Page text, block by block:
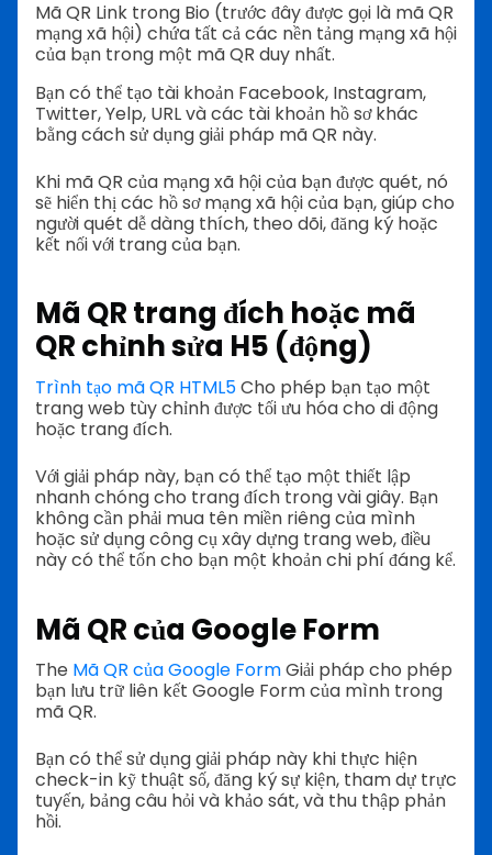
Mã QR Link trong Bio (trước đây được gọi là mã QR
mạng xã hội) chứa tất cả các nền tảng mạng xã hội
của bạn trong một mã QR duy nhất.
Bạn có thể tạo tài khoản Facebook, Instagram,
Twitter, Yelp, URL và các tài khoản hồ sơ khác
bằng cách sử dụng giải pháp mã QR này.
Khi mã QR của mạng xã hội của bạn được quét, nó
sẽ hiển thị các hồ sơ mạng xã hội của bạn, giúp cho
người quét dễ dàng thích, theo dõi, đăng ký hoặc
kết nối với trang của bạn.
Mã QR trang đích hoặc mã
QR chỉnh sửa H5 (động)
Trình tạo mã QR HTML5Cho phép bạn tạo một
trang web tùy chỉnh được tối ưu hóa cho di động
hoặc trang đích.
Với giải pháp này, bạn có thể tạo một thiết lập
nhanh chóng cho trang đích trong vài giây. Bạn
không cần phải mua tên miền riêng của mình
hoặc sử dụng công cụ xây dựng trang web, điều
này có thể tốn cho bạn một khoản chi phí đáng kể.
Mã QR của Google Form
The Mã QR của Google FormGiải pháp cho phép
bạn lưu trữ liên kết Google Form của mình trong
mã QR.
Bạn có thể sử dụng giải pháp này khi thực hiện
check-in kỹ thuật số, đăng ký sự kiện, tham dự trực
tuyến, bảng câu hỏi và khảo sát, và thu thập phản
hồi.